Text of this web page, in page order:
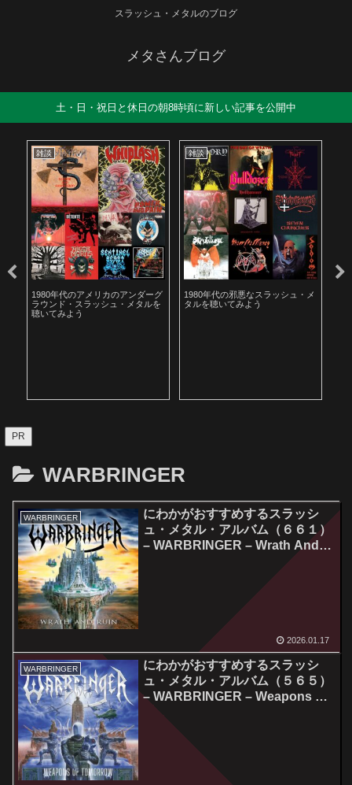
スラッシュ・メタルのブログ
メタさんブログ
土・日・祝日と休日の朝8時頃に新しい記事を公開中
雑談
1980年代のアメリカのアンダーグ
ラウンド・スラッシュ・メタルを
聴いてみよう
雑談
1980年代の邪悪なスラッシュ・メ
タルを聴いてみよう
PR
WARBRINGER
WARBRINGER
にわかがおすすめするスラッシ
ュ・メタル・アルバム（６６１）
– WARBRINGER – Wrath And
2026.01.17
WARBRINGER
にわかがおすすめするスラッシ
ュ・メタル・アルバム（５６５）
– WARBRINGER – Weapons Of
Tomorrow